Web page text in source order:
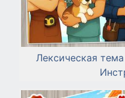
Лексическая